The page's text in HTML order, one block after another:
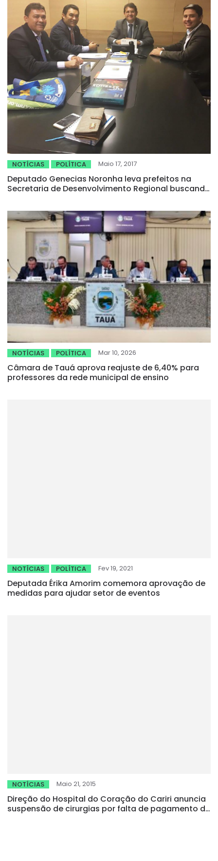
NOTÍCIAS POLÍTICA Maio 17, 2017
Deputado Genecias Noronha leva prefeitos na
Secretaria de Desenvolvimento Regional buscando
NOTÍCIAS POLÍTICA Mar 10, 2026
Câmara de Tauá aprova reajuste de 6,40% para
professores da rede municipal de ensino
NOTÍCIAS POLÍTICA Fev 19, 2021
Deputada Érika Amorim comemora aprovação de
medidas para ajudar setor de eventos
NOTÍCIAS Maio 21, 2015
Direção do Hospital do Coração do Cariri anuncia
suspensão de cirurgias por falta de pagamento do